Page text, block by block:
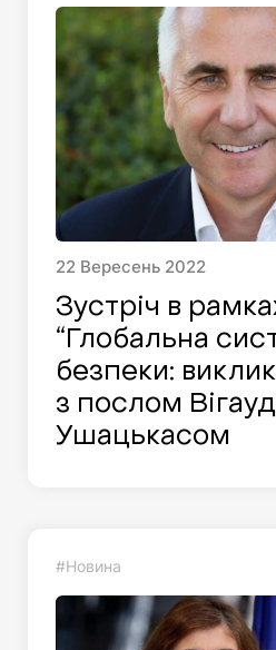
22 Вересень 2022
Зустріч в
“Глобальна
безпеки:
з послом
Ушацькасом
#Новина